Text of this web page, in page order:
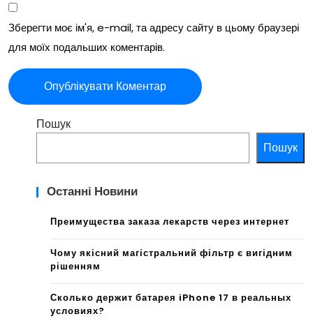
Зберегти моє ім'я, e-mail, та адресу сайту в цьому браузері
для моїх подальших коментарів.
Пошук
Пошук
Останні Новини
Преимущества заказа лекарств через интернет
Чому якісний магістральний фільтр є вигідним
рішенням
Сколько держит батарея iPhone 17 в реальных
условиях?